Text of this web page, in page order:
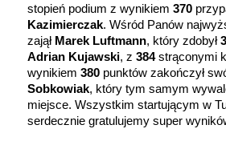
stopień podium z wynikiem370
Kazimierczak. Wśród Panów
zajął Marek Luftmann, który zdobył
Adrian Kujawski, z384strąconymi
wynikiem380 punktów zakończył
Sobkowiak, który tym samym
miejsce. Wszystkim startującym w
serdecznie gratulujemy super